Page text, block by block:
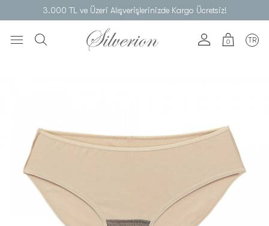
3.000 TL ve Üzeri Alışverişlerinizde Kargo Ücretsiz!
0 TR